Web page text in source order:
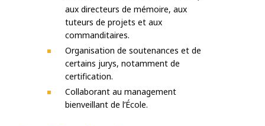
aux directeurs de mémoire, aux
tuteurs de projets et aux
commanditaires.
Organisation de soutenances et de
certains jurys, notamment de
certification.
Collaborant au management
bienveillant de l’École.